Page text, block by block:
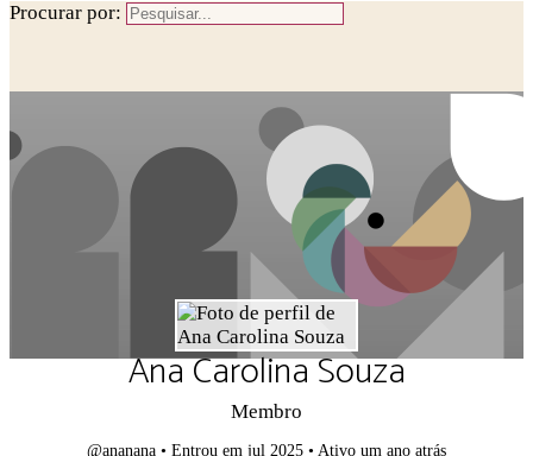
Procurar por:
Ana Carolina Souza
Membro
@ananana • Entrou em jul 2025 • Ativo um ano atrás